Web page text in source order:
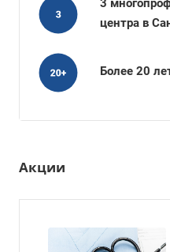
3
центра в
Более 20
Акции